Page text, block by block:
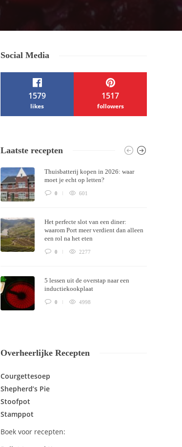
Social Media
1579
likes
1517
followers
Themes bySilicon Themes . Join us right
now!
Laatste recepten
Thuisbatterij kopen in 2026: waar
moet je echt op letten?
0 601
Het perfecte slot van een diner:
waarom Port meer verdient dan alleen
een rol na het eten
0 2277
5 lessen uit de overstap naar een
inductiekookplaat
0 4998
Overheerlijke Recepten
Courgettesoep
Shepherd’s Pie
Stoofpot
Stamppot
Boek voor recepten: